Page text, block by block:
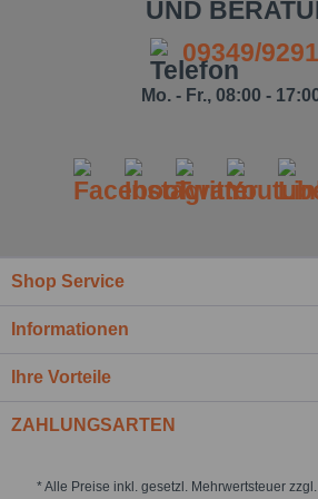
UND
09349/
Mo. - Fr., 08:00 -
Shop Service
Informationen
Ihre Vorteile
ZAHLUNGSARTEN
* Alle Preise inkl. gesetzl. Mehrwertsteuer zzgl.